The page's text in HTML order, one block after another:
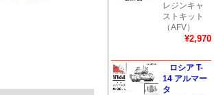
レジンキャ
ストキット
（AFV）
¥2,970
ロシア T-
14 アルマー
タ